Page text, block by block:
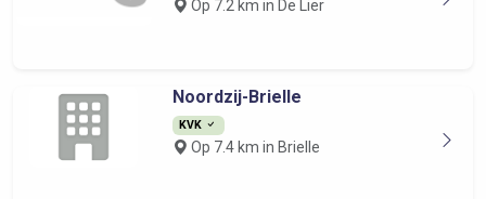
Op 7.2 km in De Lier
Noordzij-Brielle
KVK
Op 7.4 km in Brielle